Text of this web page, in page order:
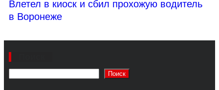
Влетел в киоск и сбил прохожую водитель
в Воронеже
Поиск